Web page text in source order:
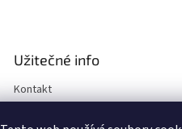
Užitečné info
Kontakt